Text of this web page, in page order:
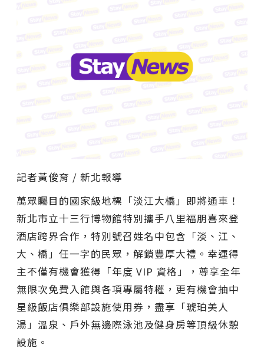
記者黃俊育 / 新北報導
萬眾矚目的國家級地標「淡江大橋」即將通車！
新北市立十三行博物館特別攜手八里福朋喜來登
酒店跨界合作，特別號召姓名中包含「淡、江、
大、橋」任一字的民眾，解鎖豐厚大禮。幸運得
主不僅有機會獲得「年度 VIP 資格」，尊享全年
無限次免費入館與各項專屬特權，更有機會抽中
星級飯店俱樂部設施使用券，盡享「琥珀美人
湯」溫泉、戶外無邊際泳池及健身房等頂級休憩
設施。